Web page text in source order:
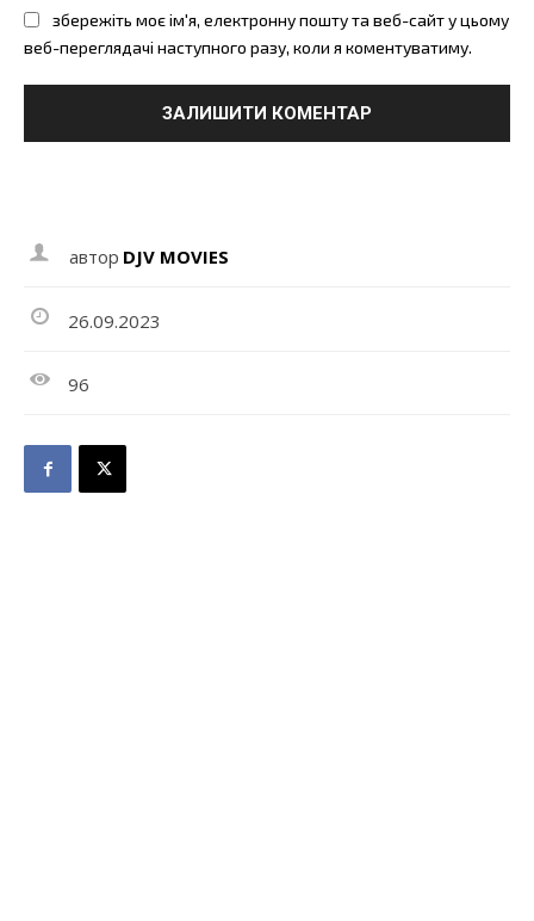
збережіть моє ім'я, електронну пошту та веб-сайт у цьому
веб-переглядачі наступного разу, коли я коментуватиму.
автор DJV MOVIES
26.09.2023
96